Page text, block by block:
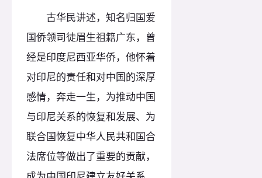
古华民讲述，知名归国爱
国侨领司徒眉生祖籍广东，曾
经是印度尼西亚华侨，他怀着
对印尼的责任和对中国的深厚
感情，奔走一生，为推动中国
与印尼关系的恢复和发展、为
联合国恢复中华人民共和国合
法席位等做出了重要的贡献，